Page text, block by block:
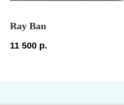
Ray Ban
11 500 р.